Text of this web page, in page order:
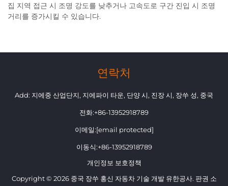
집 지역 접근 시 조명 강도를 낮추거나 고속도로 구간 진입 시 조명
거리를 증가시킬 수 있습니다.
연락처
Add: 지에중 산업단지, 지에파이 타운, 단양 시, 진장 시, 장쑤 성, 중국
전화:+86-13952918789
이메일:[email protected]
이동식:+86-13952918789
개인정보 보호정책
Copyright © 2026 중국 장쑤 홍신 자동차 기술 개발 유한공사. 판권 소